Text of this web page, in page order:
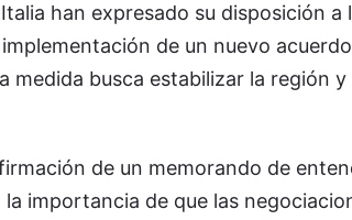
han expresado su disposición
de un nuevo
medida busca estabilizar la región
de un memorando de
importancia de que las